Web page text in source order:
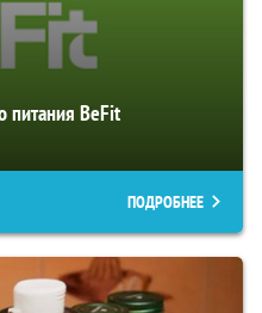
питания BeFit
ПОДРОБНЕЕ